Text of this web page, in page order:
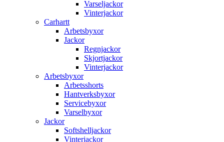
Varseljackor
Vinterjackor
Carhartt
Arbetsbyxor
Jackor
Regnjackor
Skjortjackor
Vinterjackor
Arbetsbyxor
Arbetsshorts
Hantverksbyxor
Servicebyxor
Varselbyxor
Jackor
Softshelljackor
Vinterjackor